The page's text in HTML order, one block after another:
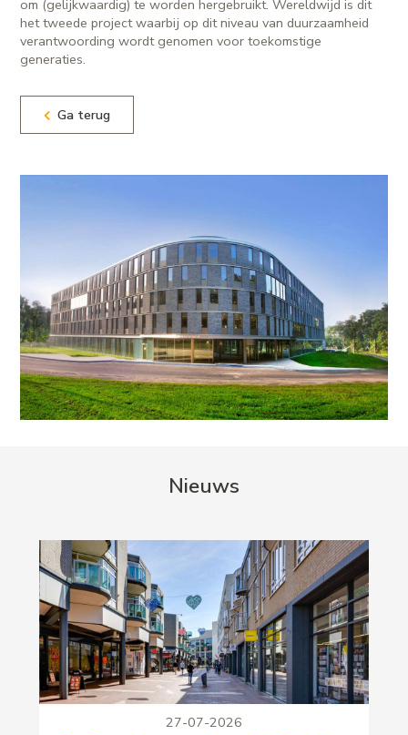
om (gelijkwaardig) te worden hergebruikt. Wereldwijd is dit
het tweede project waarbij op dit niveau van duurzaamheid
verantwoording wordt genomen voor toekomstige
generaties.
Ga terug
Nieuws
27-07-2026